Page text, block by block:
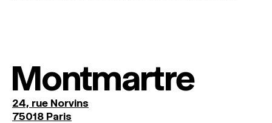
Montmartre
24, rue Norvins
75018 Paris